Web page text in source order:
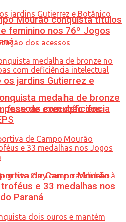
jardins Gutierrez e
fase de execução dos
Mourão conquista títulos
feminino nos 76º Jogos
medalha de bronze
pessoas com deficiência
de Campo Mourão
e 33 medalhas nos
Paraná